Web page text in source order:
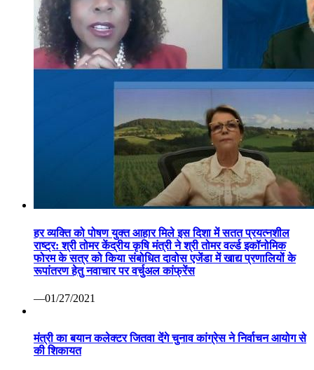
हर व्यक्ति को पोषण युक्त आहार मिले इस दिशा में सतत प्रयत्नशील
राष्ट्र: श्री तोमर केंद्रीय कृषि मंत्री ने श्री तोमर वर्ल्ड इकॉनोमिक
फोरम के सत्र को किया संबोधित दावोस एजेंडा में खाद्य प्रणालियों के
रूपांतरण हेतु नवाचार पर वर्चुअल कांफ्रेंस
—01/27/2021
मंत्री का बयान कलेक्टर जितवा देंगे चुनाव कांग्रेस ने निर्वाचन आयोग से
की शिकायत